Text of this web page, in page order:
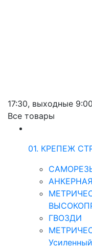
17:30, выходные
Все товары
01. КРЕПЕЖ
АНКЕРНАЯ
ГВОЗДИ
Усиленный